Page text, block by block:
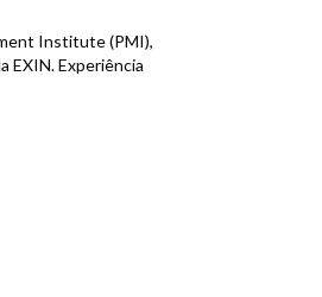
Institute (PMI),
EXIN. Experiência